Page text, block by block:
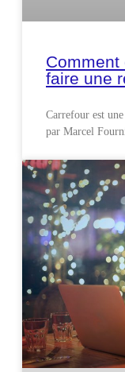
Comment
faire une
Carrefour est
par Marcel